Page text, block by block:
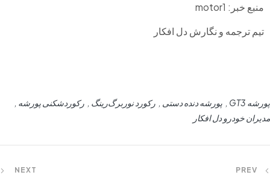
منبع خبر: motor1
تیم ترجمه و نگارش دل افکار
پورشه GT3 پورشه دنده دستی رکورد نوربرگ‌رینگ
رکوردشکنی پورشه
مدیران خودرو دل افکار
PREV
NEXT